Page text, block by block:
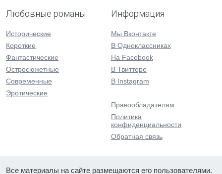
Любовные романы
Исторические
Короткие
Фантастические
Остросюжетные
Современные
Эротические
Информация
Мы Вконтакте
В Одноклассниках
На Facebook
В Твиттере
В Instagram
Правообладателям
Политика
конфиденциальности
Обратная связь
Все материалы на сайте размещаются его пользователями.